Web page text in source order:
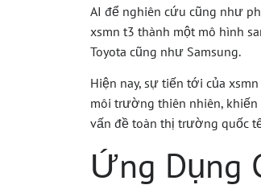
AI để nghiên cứu cũng như
xsmn t3 thành một mô hình
Toyota cũng như Samsung.
Hiện nay, sự tiến tới của
môi trường thiên nhiên,
vấn đề toàn thị trường quốc
Ứng Dụng